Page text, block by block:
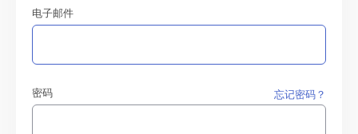
电子邮件
密码 忘记密码？